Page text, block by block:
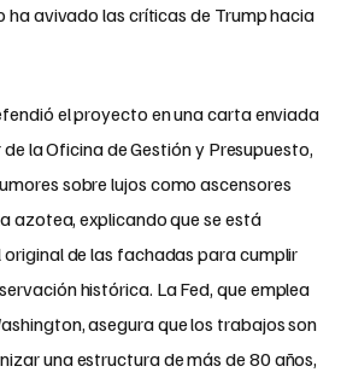
ha avivado las críticas de Trump hacia
el proyecto en una carta enviada
la Oficina de Gestión y Presupuesto,
sobre lujos como ascensores
azotea, explicando que se está
de las fachadas para cumplir
histórica. La Fed, que emplea
asegura que los trabajos son
una estructura de más de 80 años,